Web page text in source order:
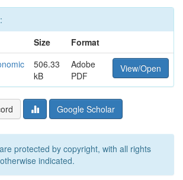
Size
Format
506.33
kB
Adobe
PDF
View/Open
Google Scholar
protected by copyright, with all rights
indicated.